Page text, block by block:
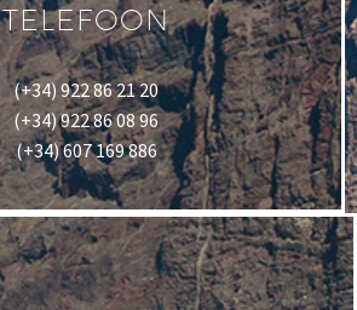
TELEFOON
(+34) 922 86 21 20
(+34) 922 86 08 96
(+34) 607 169 886